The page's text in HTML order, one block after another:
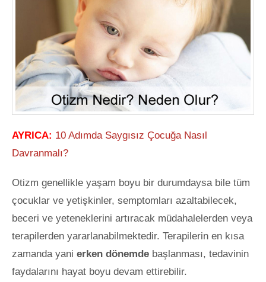
AYRICA: 10 Adımda Saygısız Çocuğa Nasıl
Davranmalı?
Otizm genellikle yaşam boyu bir durumdaysa bile tüm
çocuklar ve yetişkinler, semptomları azaltabilecek,
beceri ve yeteneklerini artıracak müdahalelerden veya
terapilerden yararlanabilmektedir. Terapilerin en kısa
zamanda yani erken dönemde başlanması, tedavinin
faydalarını hayat boyu devam ettirebilir.